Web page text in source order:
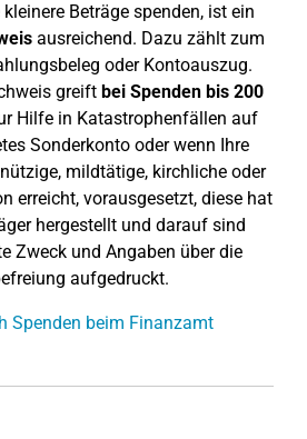
Beträge spenden, ist ein
ausreichend. Dazu zählt zum
oder Kontoauszug.
greift bei Spenden bis 200
Hilfe in Katastrophenfällen auf
Sonderkonto oder wenn Ihre
mildtätige, kirchliche oder
erreicht, vorausgesetzt, diese hat
hergestellt und darauf sind
Zweck und Angaben über die
aufgedruckt.
Spenden beim Finanzamt